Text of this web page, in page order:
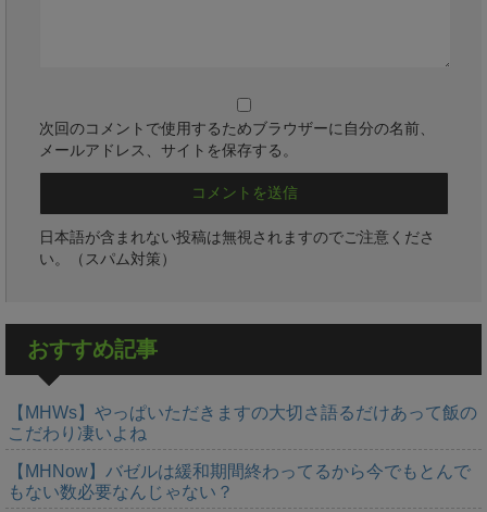
次回のコメントで使用するためブラウザーに自分の名前、
メールアドレス、サイトを保存する。
日本語が含まれない投稿は無視されますのでご注意くださ
い。（スパム対策）
おすすめ記事
【MHWs】やっぱいただきますの大切さ語るだけあって飯の
こだわり凄いよね
【MHNow】バゼルは緩和期間終わってるから今でもとんで
もない数必要なんじゃない？